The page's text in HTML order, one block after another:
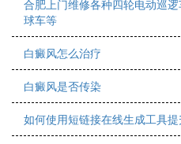
合肥上门维修各种四轮电动巡
球车等
白癜风怎么治疗
白癜风是否传染
如何使用短链接在线生成工具